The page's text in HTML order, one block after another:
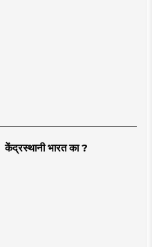
केंद्रस्थानी भारत का ?